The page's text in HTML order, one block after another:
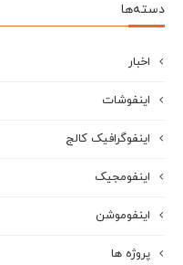
دسته‌ها
اخبار
اینفوشات
اینفوگرافیک کالج
اینفومجیک
اینفوموشن
پروژه ها